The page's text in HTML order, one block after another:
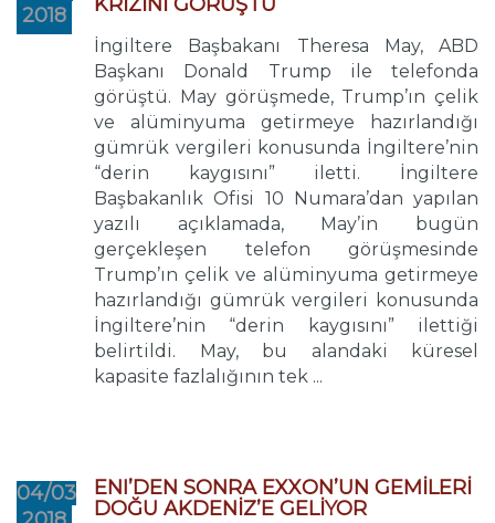
2018
İngiltere Başbakanı Theresa May, ABD
Başkanı Donald Trump ile telefonda
görüştü. May görüşmede, Trump’ın çelik
ve alüminyuma getirmeye hazırlandığı
gümrük vergileri konusunda İngiltere’nin
“derin kaygısını” iletti. İngiltere
Başbakanlık Ofisi 10 Numara’dan yapılan
yazılı açıklamada, May’in bugün
gerçekleşen telefon görüşmesinde
Trump’ın çelik ve alüminyuma getirmeye
hazırlandığı gümrük vergileri konusunda
İngiltere’nin “derin kaygısını” ilettiği
belirtildi. May, bu alandaki küresel
kapasite fazlalığının tek ...
04/03
ENI’DEN SONRA EXXON’UN GEMİLERİ
DOĞU AKDENİZ’E GELİYOR